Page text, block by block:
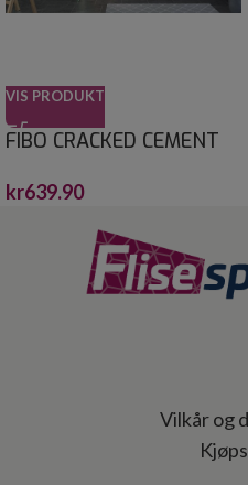
VIS PRODUKT
FIBO CRACKED CEMENT
kr639.90
Vilkår og